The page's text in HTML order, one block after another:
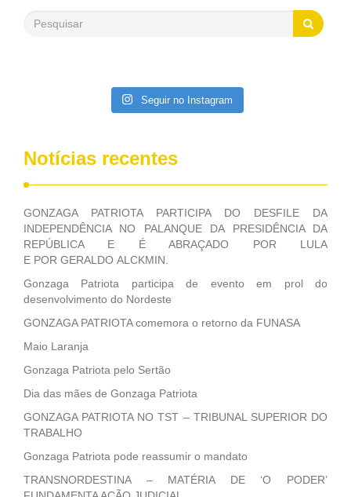
saneamento básico, em pequenas comunidades rurais.
Patriota disse ainda que, mesmo sem mandato,
Seguir no Instagram
Notícias recentes
GONZAGA PATRIOTA PARTICIPA DO DESFILE DA
INDEPENDÊNCIA NO PALANQUE DA PRESIDÊNCIA DA
REPÚBLICA E É ABRAÇADO POR LULA
E POR GERALDO ALCKMIN.
Gonzaga Patriota participa de evento em prol do
desenvolvimento do Nordeste
GONZAGA PATRIOTA comemora o retorno da FUNASA
Maio Laranja
Gonzaga Patriota pelo Sertão
Dia das mães de Gonzaga Patriota
GONZAGA PATRIOTA NO TST – TRIBUNAL SUPERIOR DO
TRABALHO
Gonzaga Patriota pode reassumir o mandato
TRANSNORDESTINA – MATÉRIA DE ‘O PODER’